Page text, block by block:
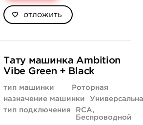
отложить
Тату машинка Ambition
Vibe Green + Black
тип машинки
Роторная
назначение машинки
тип подключения
RCA,
Беспроводной